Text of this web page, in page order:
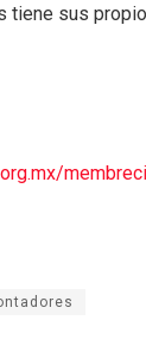
tiene sus